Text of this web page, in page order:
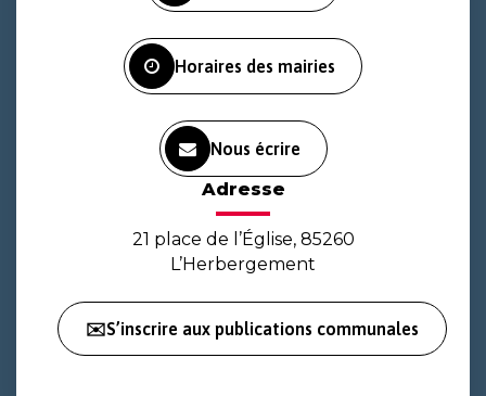
comptecomptechaîne
Horaires des mairies
Nous écrire
Adresse
21 place de l’Église, 85260
L’Herbergement
✉️S’inscrire aux publications communales